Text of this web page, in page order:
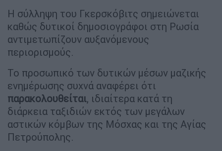
Η σύλληψη του Γκερσκόβιτς σημειώνεται
καθώς δυτικοί δημοσιογράφοι στη Ρωσία
αντιμετωπίζουν αυξανόμενους
περιορισμούς.
Το προσωπικό των δυτικών μέσων μαζικής
ενημέρωσης συχνά αναφέρει ότι
παρακολουθείται, ιδιαίτερα κατά τη
διάρκεια ταξιδιών εκτός των μεγάλων
αστικών κόμβων της Μόσχας και της Αγίας
Πετρούπολης.